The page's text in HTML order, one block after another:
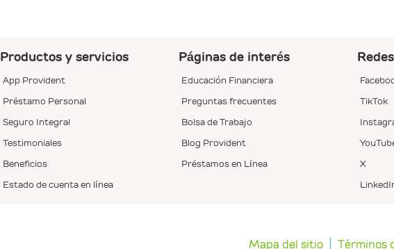
Productos y servicios
App Provident
Préstamo Personal
Seguro Integral
Testimoniales
Beneficios
Estado de cuenta en línea
Páginas de interés
Educación Financiera
Preguntas frecuentes
Bolsa de Trabajo
Blog Provident
Préstamos en Línea
TikTok
X
Mapa del sitio Términos